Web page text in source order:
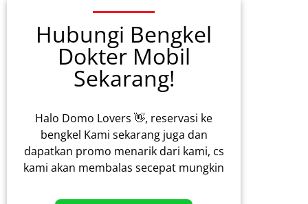
Hubungi Bengkel
Dokter Mobil
Sekarang!
Halo Domo Lovers 👋, reservasi ke
bengkel Kami sekarang juga dan
dapatkan promo menarik dari kami, cs
kami akan membalas secepat mungkin